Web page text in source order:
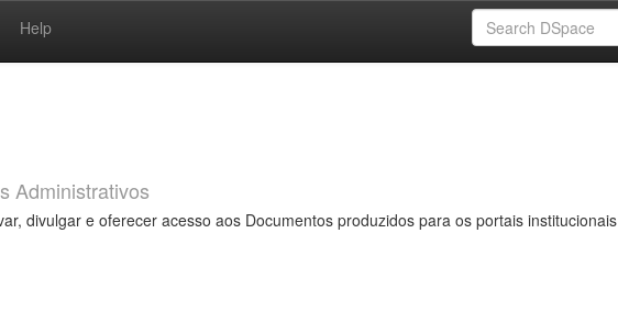
Help
Administrativos
divulgar e oferecer acesso aos Documentos produzidos para os portais institucionais